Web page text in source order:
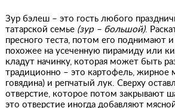
Зур бэлеш – это гость любого
татарской семье (зур – большой).
пресного теста, потом его поднимают
похожее на усеченную пирамиду или
кладут начинку, которая может быть
традиционно – это картофель, жирное
говядина) и репчатый лук. Сверху
отверстие, которое потом закрывают
это отверстие иногда добавляют